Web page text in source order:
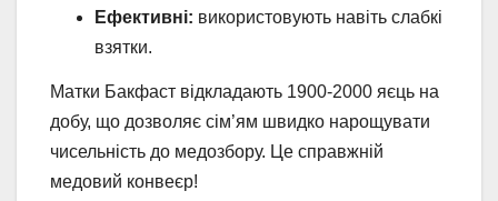
Ефективні: використовують навіть слабкі
взятки.
Матки Бакфаст відкладають 1900-2000 яєць на
добу, що дозволяє сім’ям швидко нарощувати
чисельність до медозбору. Це справжній
медовий конвеєр!